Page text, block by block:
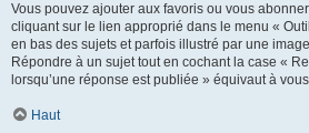
Vous pouvez ajouter aux favoris ou vous
cliquant sur le lien approprié dans le menu «
en bas des sujets et parfois illustré par une
Répondre à un sujet tout en cochant la case «
lorsqu’une réponse est publiée » équivaut à
Haut